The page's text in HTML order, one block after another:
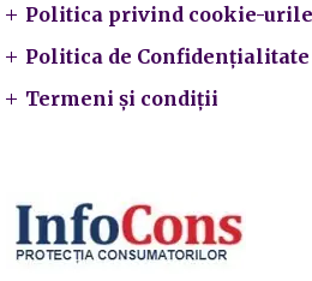
Politica privind cookie-urile
Politica de Confidențialitate
Termeni și condiții